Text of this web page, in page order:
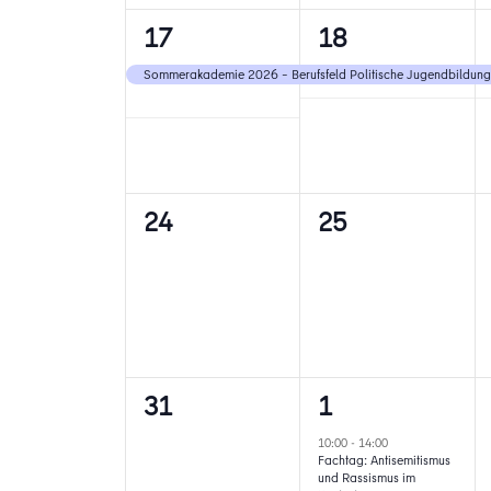
1
Veranstaltung,
17
Sommerakademie 2026 – Berufsfeld Politische Jugendbildung
1
Veranstaltung,
18
0
24
0
25
0
Veranstaltungen,
31
1
Veranstaltung,
1
10:00- 14:00
Fachtag: Antisemitismus
und Rassismus im